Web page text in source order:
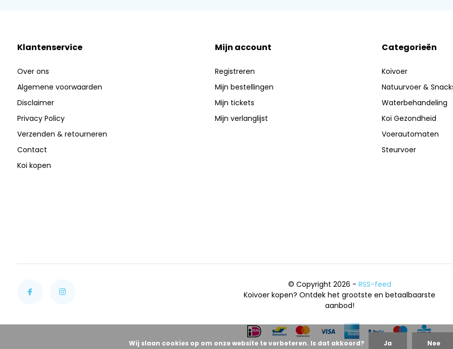
Klantenservice
Over ons
Algemene voorwaarden
Disclaimer
Privacy Policy
Verzenden & retourneren
Contact
Koi kopen
Mijn account
Registreren
Mijn bestellingen
Mijn tickets
Mijn verlanglijst
Categorieën
Koivoer
Natuurvoer &
Waterbehandeling
Koi Gezondheid
Voerautomaten
Steurvoer
© Copyright 2026 - RSS-feed
Koivoer kopen? Ontdek het grootste en betaalbaarste
aanbod!
Wij slaan cookies op om onze website te verbeteren. Is dat akkoord? Ja Nee